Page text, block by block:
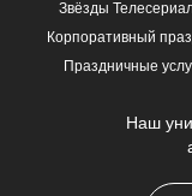
Звёзды
Корпоративный
Праздничные
Наш